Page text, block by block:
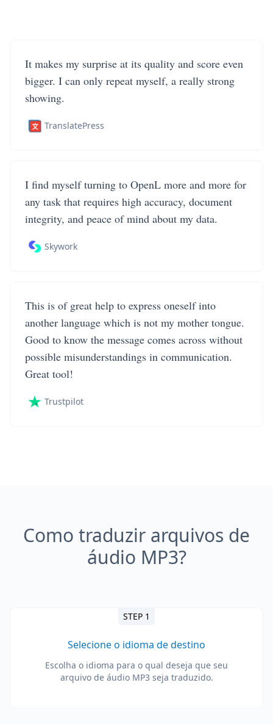
It makes my surprise at its quality and score even
bigger. I can only repeat myself, a really strong
showing.
TranslatePress
I find myself turning to OpenL more and more for
any task that requires high accuracy, document
integrity, and peace of mind about my data.
Skywork
This is of great help to express oneself into
another language which is not my mother tongue.
Good to know the message comes across without
possible misunderstandings in communication.
Great tool!
Trustpilot
Como traduzir arquivos de
áudio MP3?
STEP 1
Selecione o idioma de destino
Escolha o idioma para o qual deseja que seu
arquivo de áudio MP3 seja traduzido.